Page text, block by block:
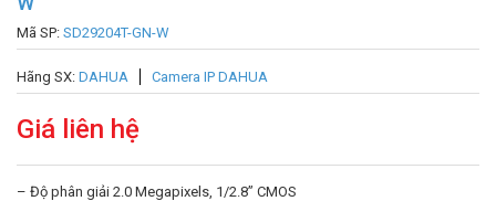
Mã SP: SD29204T-GN-W
Hãng SX: DAHUA Camera IP DAHUA
Giá liên hệ
– Độ phân giải 2.0 Megapixels, 1/2.8” CMOS